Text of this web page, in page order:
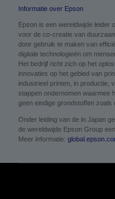
Informatie over Epson
Epson is een wereldwijde leider
voor de co-creatie van
door gebruik te maken van
digitale technologieën om
Het bedrijf richt zich op het
innovaties op het gebied van
industrieel printen, in productie,
stappen ondernomen waarmee
geen eindige grondstoffen zoals
Onder leiding van de in Japan
de wereldwijde Epson Group
Meer informatie: